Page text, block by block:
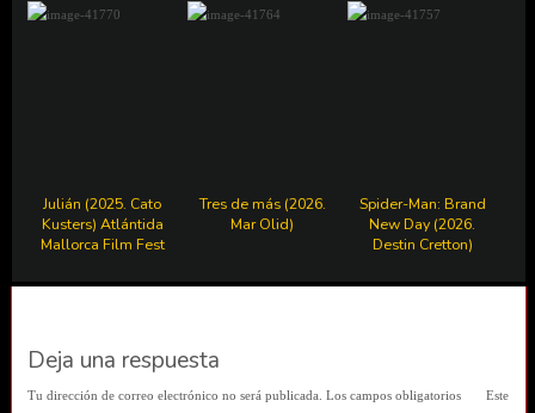
Julián (2025. Cato
Kusters) Atlántida
Mallorca Film Fest
Tres de más (2026.
Mar Olid)
Spider-Man: Brand
New Day (2026.
Destin Cretton)
Deja una respuesta
Tu dirección de correo electrónico no será publicada. Los campos obligatorios
Este